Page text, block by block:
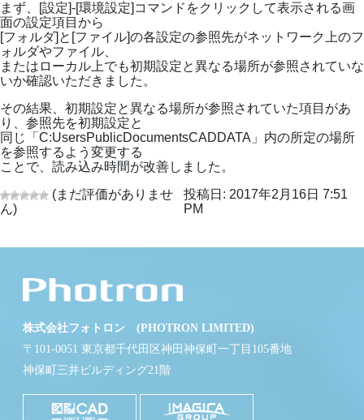
まず、[設定]-[環境設定]コマンドをクリックして表示される画
面の設定項目から
[フォルダ]と[ファイル]の各設定の参照先がネットワーク上のフ
ォルダやファイル、
またはローカル上でも初期設定と異なる場所が参照されていな
いか確認いただきました。
その結果、初期設定と異なる場所が参照されていた項目があ
り、参照先を初期設定と
同じ「C:UsersPublicDocumentsCADDATA」内の所定の場所
を参照するよう変更する
ことで、読み込み時間が改善しました。
(まだ評価がありませ
ん)
投稿日: 2017年2月16日 7:51
PM
株式会社フォトロン (PHOTRON LIMITED)
〒101-0051 東京都千代田区神田神保町一丁目105番地
神保町三井ビルディング21階